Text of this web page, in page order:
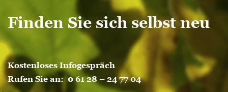
Finden Sie sich selbst neu
Kostenloses Infogespräch
Rufen Sie an: 0 61 28 – 24 77 04